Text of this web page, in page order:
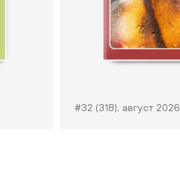
#32 (318), август 2026